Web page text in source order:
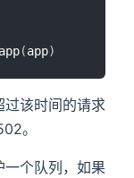
(app)
该时间的请求
。
个队列，如果